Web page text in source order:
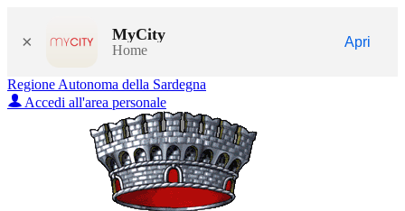
× MyCity
Home
Apri
Regione Autonoma della Sardegna
Accedi all'area personale